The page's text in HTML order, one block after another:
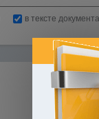
в тексте документа